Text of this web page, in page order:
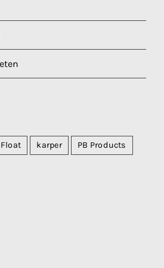
Float karper PB Products